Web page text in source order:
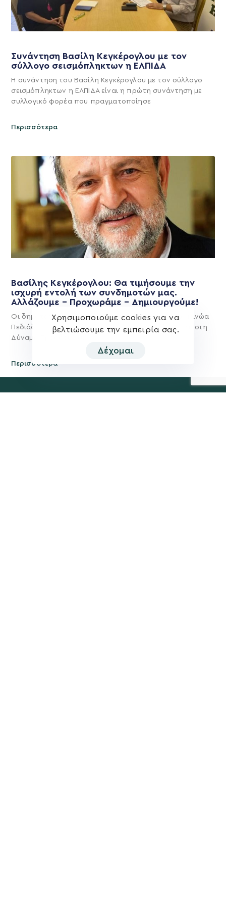
Συνάντηση Βασίλη Κεγκέρογλου με τον
σύλλογο σεισμόπληκτων η ΕΛΠΙΔΑ
Η συνάντηση του Βασίλη Κεγκέρογλου με τον σύλλογο
σεισμόπληκτων η ΕΛΠΙΔΑ είναι η πρώτη συνάντηση με
συλλογικό φορέα που πραγματοποίησε
Περισσότερα
Βασίλης Κεγκέρογλου: Θα τιμήσουμε την
ισχυρή εντολή των συνδημοτών μας.
Αλλάζουμε – Προχωράμε – Δημιουργούμε!
Οι δημότες μίλησαν και αποφάσισαν για το Δήμο Μινώα
Πεδιάδας του μέλλοντος και έδωσαν ισχυρή εντολή στη
Δύναμη Προόδου και
Περισσότερα
Χρησιμοποιούμε cookies για να
βελτιώσουμε την εμπειρία σας.
Δέχομαι